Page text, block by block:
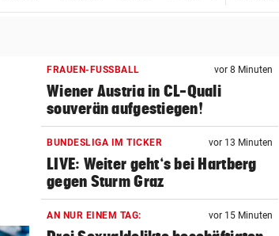
FRAUEN-FUSSBALL vor 8 Minuten
Wiener Austria in CL-Quali
souverän aufgestiegen!
BUNDESLIGA IM TICKER vor 13 Minuten
LIVE: Weiter geht‘s bei Hartberg
gegen Sturm Graz
AN NUR EINEM TAG: vor 15 Minuten